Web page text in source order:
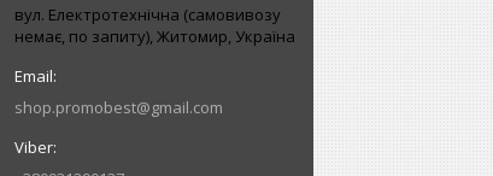
вул. Електротехнічна (самовивозу
немає, по запиту), Житомир, Україна
shop.promobest@gmail.com